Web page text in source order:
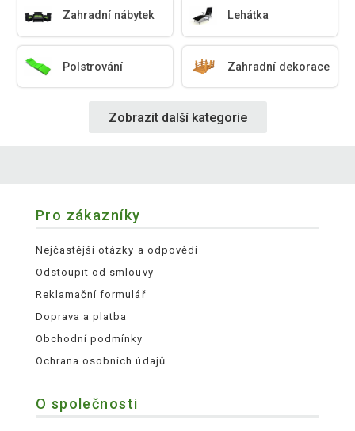
Zahradní nábytek Lehátka
Polstrování Zahradní dekorace
Zobrazit další kategorie
Pro zákazníky
Nejčastější otázky a odpovědi
Odstoupit od smlouvy
Reklamační formulář
Doprava a platba
Obchodní podmínky
Ochrana osobních údajů
O společnosti